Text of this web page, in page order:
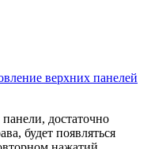
верхних панелей
достаточно
будет появляться